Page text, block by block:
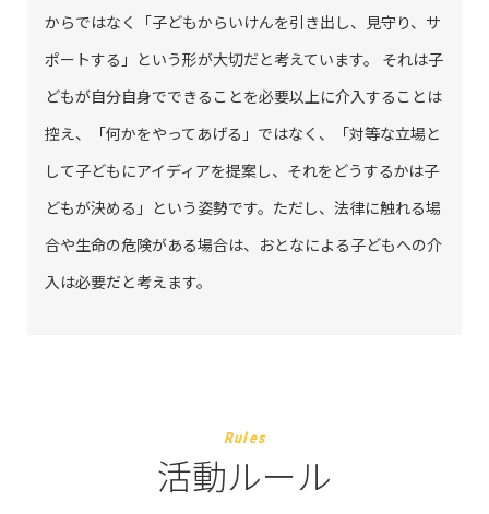
からではなく「子どもからいけんを引き出し、見守り、サ
ポートする」という形が大切だと考えています。 それは子
どもが自分自身でできることを必要以上に介入することは
控え、「何かをやってあげる」ではなく、「対等な立場と
して子どもにアイディアを提案し、それをどうするかは子
どもが決める」という姿勢です。ただし、法律に触れる場
合や生命の危険がある場合は、おとなによる子どもへの介
入は必要だと考えます。
Rules
活動ルール